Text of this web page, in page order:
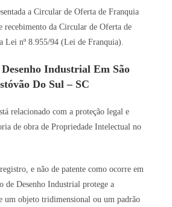
a Circular de Oferta de Franquia
recebimento da Circular de Oferta de
Lei nº 8.955/94 (Lei de Franquia).
Industrial Em São
Do Sul – SC
relacionado com a proteção legal e
de obra de Propriedade Intelectual no
e não de patente como ocorre em
de Desenho Industrial protege a
um objeto tridimensional ou um padrão